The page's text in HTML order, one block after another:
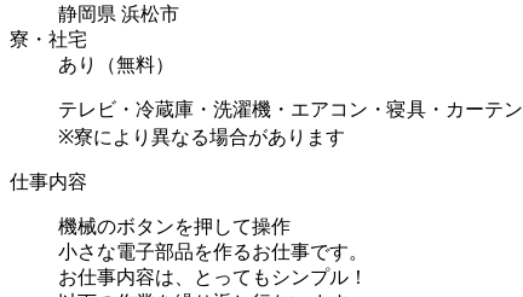
静岡県 浜松市
寮・社宅
あり（無料）
テレビ・冷蔵庫・洗濯機・エアコン・寝具・カーテン
※寮により異なる場合があります
仕事内容
機械のボタンを押して操作
小さな電子部品を作るお仕事です。
お仕事内容は、とってもシンプル！